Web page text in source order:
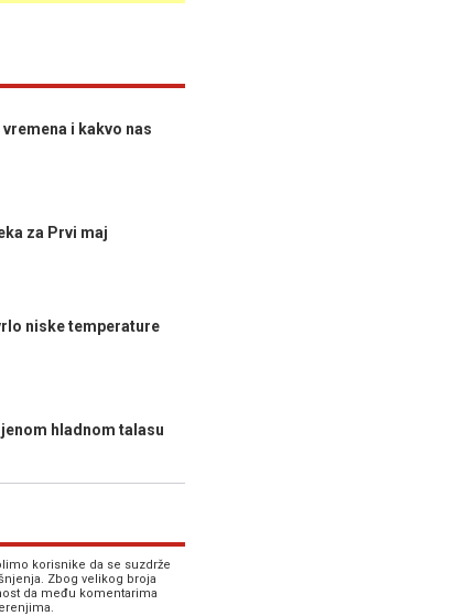
vremena i kakvo nas
za Prvi maj
niske temperature
hladnom talasu
korisnike da se suzdrže
Zbog velikog broja
da među komentarima